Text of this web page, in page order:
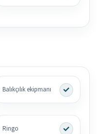
Balıkçılık ekipmanı
Ringo